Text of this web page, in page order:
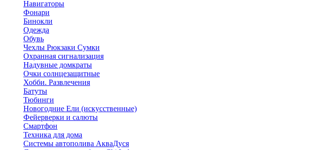
Навигаторы
Фонари
Бинокли
Одежда
Обувь
Чехлы Рюкзаки Сумки
Охранная сигнализация
Надувные домкраты
Очки солнцезащитные
Хобби. Развлечения
Батуты
Тюбинги
Новогодние Ели (искусственные)
Фейерверки и салюты
Смартфон
Техника для дома
Системы автополива АкваДуся